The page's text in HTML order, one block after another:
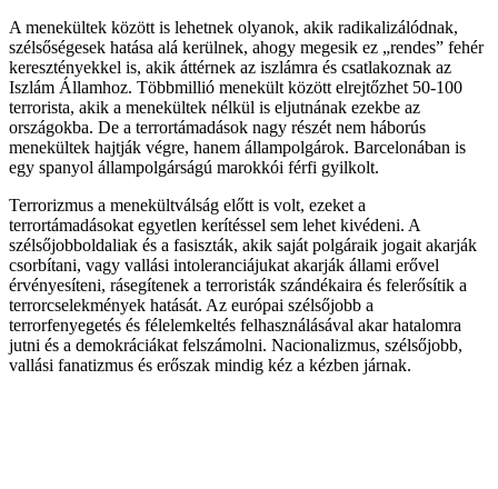
A menekültek között is lehetnek olyanok, akik radikalizálódnak,
szélsőségesek hatása alá kerülnek, ahogy megesik ez „rendes” fehér
keresztényekkel is, akik áttérnek az iszlámra és csatlakoznak az
Iszlám Államhoz. Többmillió menekült között elrejtőzhet 50-100
terrorista, akik a menekültek nélkül is eljutnának ezekbe az
országokba. De a terrortámadások nagy részét nem háborús
menekültek hajtják végre, hanem állampolgárok. Barcelonában is
egy spanyol állampolgárságú marokkói férfi gyilkolt.
Terrorizmus a menekültválság előtt is volt, ezeket a
terrortámadásokat egyetlen kerítéssel sem lehet kivédeni. A
szélsőjobboldaliak és a fasiszták, akik saját polgáraik jogait akarják
csorbítani, vagy vallási intoleranciájukat akarják állami erővel
érvényesíteni, rásegítenek a terroristák szándékaira és felerősítik a
terrorcselekmények hatását. Az európai szélsőjobb a
terrorfenyegetés és félelemkeltés felhasználásával akar hatalomra
jutni és a demokráciákat felszámolni. Nacionalizmus, szélsőjobb,
vallási fanatizmus és erőszak mindig kéz a kézben járnak.